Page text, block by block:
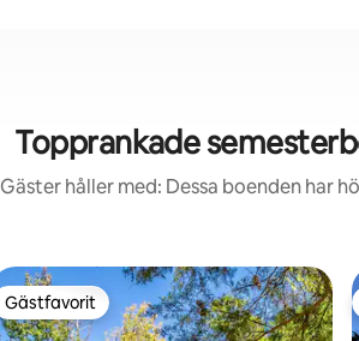
Topprankade
Gäster håller med: Dessa boenden har
Gästfavorit
Gästfavorit